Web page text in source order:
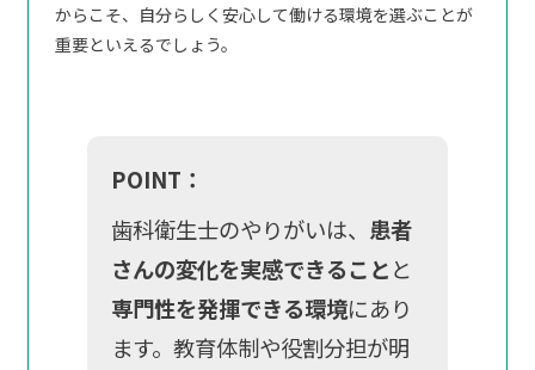
からこそ、自分らしく安心して働ける環境を選ぶことが
重要といえるでしょう。
POINT：
歯科衛生士のやりがいは、 患者
さんの変化を実感できることと
専門性を発揮できる環境にあり
ます。教育体制や役割分担が明